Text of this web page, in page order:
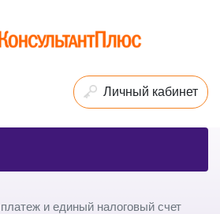
Личный кабинет
и единый налоговый счет